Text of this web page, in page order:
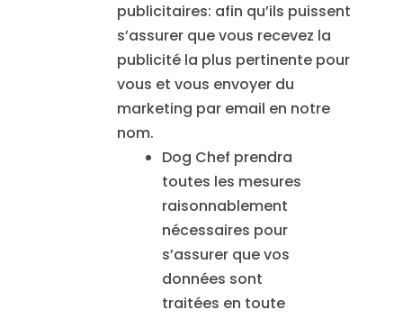
publicitaires: afin qu’ils puissent
s’assurer que vous recevez la
publicité la plus pertinente pour
vous et vous envoyer du
marketing par email en notre
nom.
Dog Chef prendra
toutes les mesures
raisonnablement
nécessaires pour
s’assurer que vos
données sont
traitées en toute